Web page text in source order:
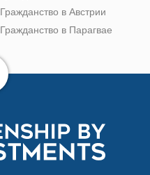
Гражданство в Австрии
Гражданство в Парагвае